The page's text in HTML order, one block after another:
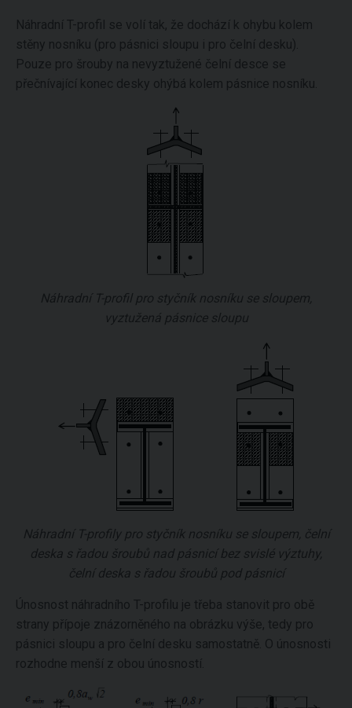
Náhradní T-profil se volí tak, že dochází k ohybu kolem
stěny nosníku (pro pásnici sloupu i pro čelní desku).
Pouze pro šrouby na nevyztužené čelní desce se
přečnívající konec desky ohýbá kolem pásnice nosníku.
Náhradní T-profil pro styčník nosníku se sloupem,
vyztužená pásnice sloupu
Náhradní T-profily pro styčník nosníku se sloupem, čelní
deska s řadou šroubů nad pásnicí bez svislé výztuhy,
čelní deska s řadou šroubů pod pásnicí
Únosnost náhradního T-profilu je třeba stanovit pro obě
strany přípoje znázorněného na obrázku výše, tedy pro
pásnici sloupu a pro čelní desku samostatně. O únosnosti
rozhodne menší z obou únosností.